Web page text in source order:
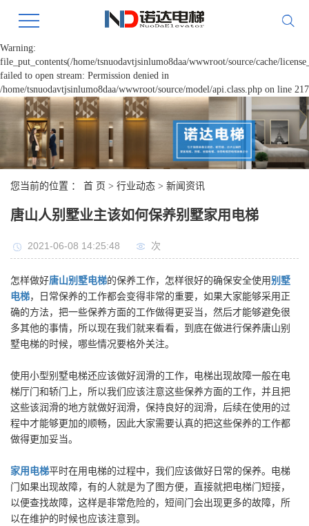
Warning:
file_put_contents(/home/tsnuodavtjsinlumo8daa/wwwroot/source/cache/
failed to open stream: Permission denied in
/home/tsnuodavtjsinlumo8daa/wwwroot/source/model/api.class.php on line 217
您当前的位置 ： 首 页 > 行业动态 > 新闻资讯
唐山人别墅业主该如何保养别墅家用电梯
2021-06-08 14:25:48 次
怎样做好唐山别墅电梯的保养工作，怎样很好的确保安全使用别墅
电梯，日常保养的工作都会变得非常的重要，如果大家能够采用正
确的方法，把一些保养方面的工作做得更妥当，然后才能够避免很
多其他的事情，所以现在我们就来看看，到底在做进行保养唐山别
墅电梯的时候，哪些情况要格外关注。
使用小型别墅电梯还应该做好润滑的工作，电梯出现故障一般在电
梯厅门和轿门上，所以我们应该注意这些保养方面的工作，并且把
这些该润滑的地方就做好润滑，保持良好的润滑，后续在使用的过
程中才能够更加的顺畅，因此大家需要认真的把这些保养的工作都
做得更加妥当。
家用电梯平时在用电梯的过程中，我们应该做好日常的保养。电梯
门如果出现故障，有的人就是为了图方便，直接就把电梯门短接，
以便查找故障，这样是非常危险的，短间门会出现更多的故障，所
以在维护的时候也应该注意到。